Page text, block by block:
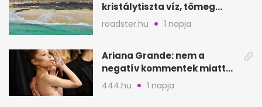
kristálytiszta víz, tömeg
nélkül
roadster.hu 1 napja
Ariana Grande: nem a
negatív kommentek miatt
vonul vissza
444.hu 1 napja